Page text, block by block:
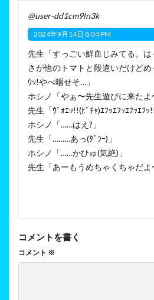
@user-dd1cm9ln3k
2024年9月14日 8:04 PM
先生「すっごい鮮血じみてる。
さが他のトマトと段違いだけど
ｳｯ!やべ咽せそ…」
ホシノ「やぁ〜先生遊びに来たよ
先生「ｳﾞｫｴｯ!!(ﾋﾞﾁｬ)ｴﾌｯｴﾌｯｴﾌｯｴﾌｯ
ホシノ「……はえ?」
先生「………あっ(ﾀﾞﾗｰ)」
ホシノ「……かひゅ(気絶)」
先生「あーもうめちゃくちゃだよ
コメントを書く
コメント ※